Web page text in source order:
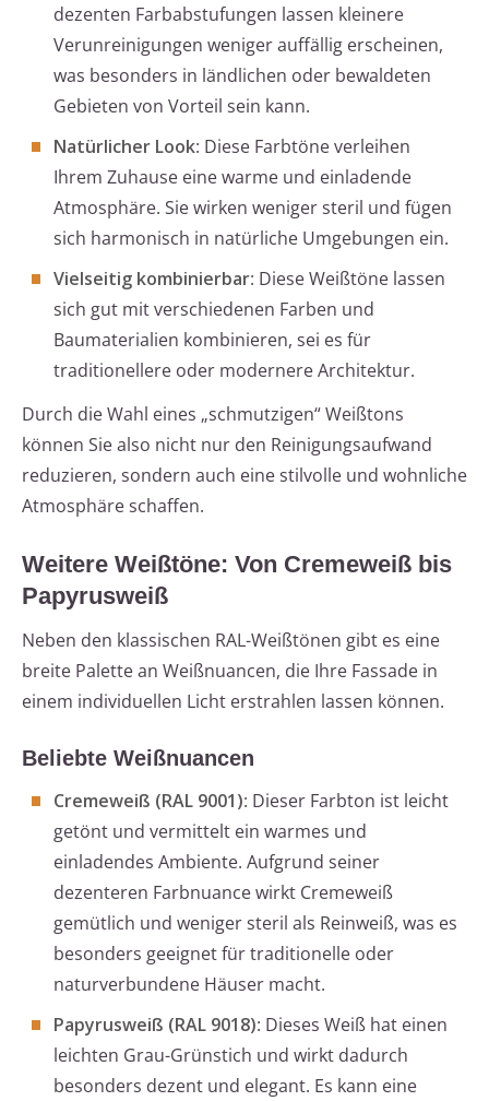
dezenten Farbabstufungen lassen kleinere
Verunreinigungen weniger auffällig erscheinen,
was besonders in ländlichen oder bewaldeten
Gebieten von Vorteil sein kann.
Natürlicher Look: Diese Farbtöne verleihen
Ihrem Zuhause eine warme und einladende
Atmosphäre. Sie wirken weniger steril und fügen
sich harmonisch in natürliche Umgebungen ein.
Vielseitig kombinierbar: Diese Weißtöne lassen
sich gut mit verschiedenen Farben und
Baumaterialien kombinieren, sei es für
traditionellere oder modernere Architektur.
Durch die Wahl eines „schmutzigen“ Weißtons
können Sie also nicht nur den Reinigungsaufwand
reduzieren, sondern auch eine stilvolle und wohnliche
Atmosphäre schaffen.
Weitere Weißtöne: Von Cremeweiß bis
Papyrusweiß
Neben den klassischen RAL-Weißtönen gibt es eine
breite Palette an Weißnuancen, die Ihre Fassade in
einem individuellen Licht erstrahlen lassen können.
Beliebte Weißnuancen
Cremeweiß (RAL 9001): Dieser Farbton ist leicht
getönt und vermittelt ein warmes und
einladendes Ambiente. Aufgrund seiner
dezenteren Farbnuance wirkt Cremeweiß
gemütlich und weniger steril als Reinweiß, was es
besonders geeignet für traditionelle oder
naturverbundene Häuser macht.
Papyrusweiß (RAL 9018): Dieses Weiß hat einen
leichten Grau-Grünstich und wirkt dadurch
besonders dezent und elegant. Es kann eine